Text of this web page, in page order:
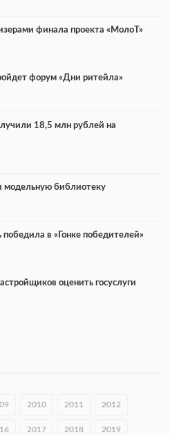
финала проекта «МолоТ»
форум «Дни ритейла»
18,5 млн рублей на
модельную библиотеку
в «Гонке победителей»
оценить госуслуги
2010 2011 2012
2017 2018 2019